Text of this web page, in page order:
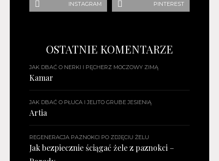
INSTAGRAM PINTEREST
OSTATNIE KOMENTARZE
JAK DBAĆ O NERKI I PĘCHERZ MOCZOWY ZIMĄ
Kamar
JAK DBAĆ O PŁUCA I JELITO GRUBE JESIENIĄ
Artia
REGENERACJA PAZNOKCI PO ZDJĘCIU ŻELU
Jak bezpiecznie ściągać żele z paznokci –